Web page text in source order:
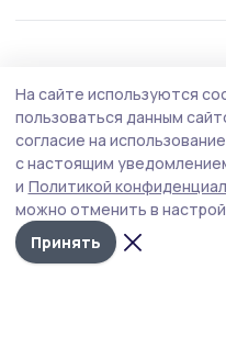
Лосиха в
потомство
Охотники поделились
на которой мать с
На сайте используются
пользоваться данным
согласие на
с настоящим
и Политикой
можно отменить в
Принять